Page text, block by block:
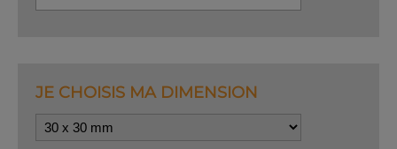
JE CHOISIS MA DIMENSION